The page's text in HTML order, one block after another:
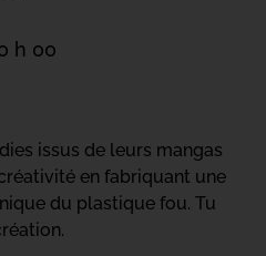
h 00
issus de leurs mangas
en fabriquant une
du plastique fou. Tu